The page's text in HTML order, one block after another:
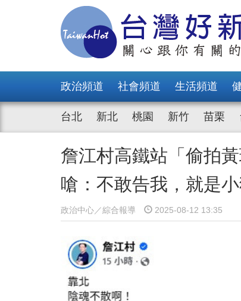
政治頻道 社會頻道 生活頻道
台北 新北 桃園 新竹 苗栗
詹江村高鐵站「偷拍
嗆：不敢告我，就是
政治中心／綜合報導 2025-08-12 13:35